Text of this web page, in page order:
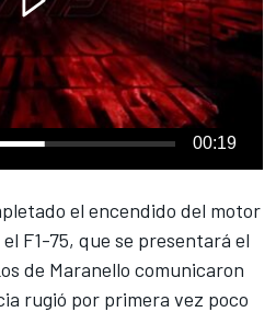
00:19
el encendido del motor
F1-75, que se presentará el
de Maranello comunicaron
rugió por primera vez poco